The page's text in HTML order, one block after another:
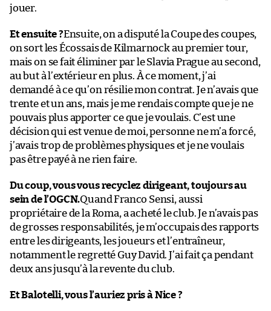
jouer.
Et ensuite ?Ensuite, on a disputé la Coupe des coupes,
on sort les Écossais de Kilmarnock au premier tour,
mais on se fait éliminer par le Slavia Prague au second,
au but à l’extérieur en plus. À ce moment, j’ai
demandé à ce qu’on résilie mon contrat. Je n’avais que
trente et un ans, mais je me rendais compte que je ne
pouvais plus apporter ce que je voulais. C’est une
décision qui est venue de moi, personne ne m’a forcé,
j’avais trop de problèmes physiques et je ne voulais
pas être payé à ne rien faire.
Du coup, vous vous recyclez dirigeant, toujours au
sein de l’OGCN.Quand Franco Sensi, aussi
propriétaire de la Roma, a acheté le club. Je n’avais pas
de grosses responsabilités, je m’occupais des rapports
entre les dirigeants, les joueurs et l’entraîneur,
notamment le regretté Guy David. J’ai fait ça pendant
deux ans jusqu’à la revente du club.
Et Balotelli, vous l’auriez pris à Nice ?